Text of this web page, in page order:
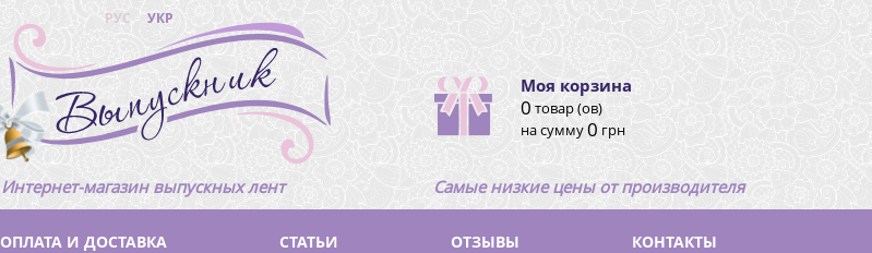
РУС УКР
Интернет-магазин выпускных лент
Моя корзина
0 товар (ов)
на сумму0 грн
Самые низкие цены от производителя
ОПЛАТА И ДОСТАВКА СТАТЬИ ОТЗЫВЫ КОНТАКТЫ